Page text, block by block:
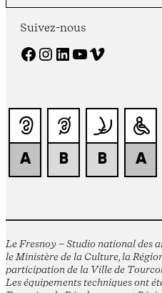
Suivez-nous
Facebook Instagram LinkedIn YouTube Vimeo
Le Fresnoy – Studio national des
le Ministère de la Culture, la
participation de la Ville de
Les équipements techniques ont